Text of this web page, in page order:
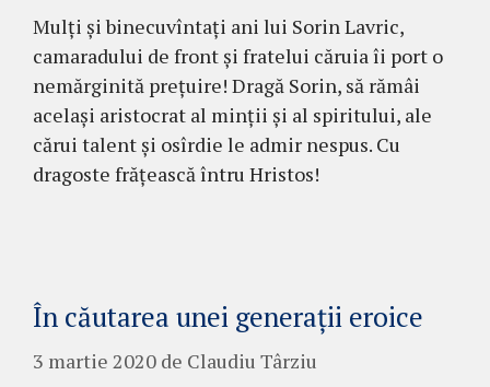
Mulți și binecuvîntați ani lui Sorin Lavric,
camaradului de front și fratelui căruia îi port o
nemărginită prețuire! Dragă Sorin, să rămâi
același aristocrat al minții și al spiritului, ale
cărui talent și osîrdie le admir nespus. Cu
dragoste frățească întru Hristos!
În căutarea unei generații eroice
3 martie 2020 de Claudiu Târziu